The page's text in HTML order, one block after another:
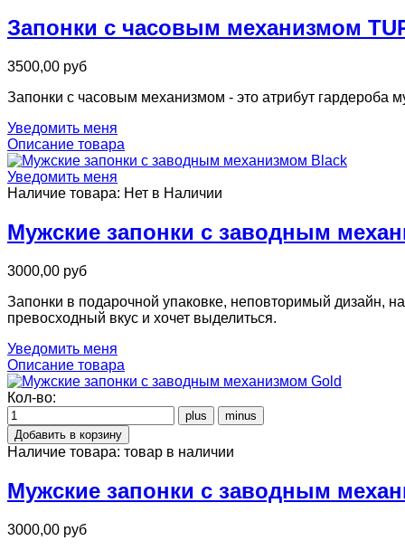
Запонки с часовым механизмом
3500,00 руб
Запонки с часовым механизмом - это атрибут
Уведомить меня
Описание товара
Уведомить меня
Наличие товара: Нет в Наличии
Мужские запонки с заводным
3000,00 руб
Запонки в подарочной упаковке, неповторимый дизайн,
превосходный вкус и хочет выделиться.
Уведомить меня
Описание товара
Кол-во:
Наличие товара: товар в наличии
Мужские запонки с заводным
3000,00 руб